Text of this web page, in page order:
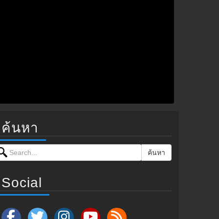
ค้นหา
for: ค้นหา
Social